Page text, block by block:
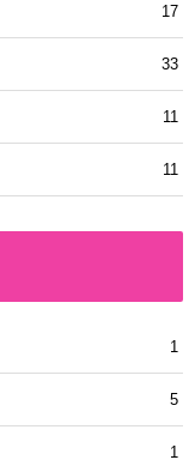
17
33
11
11
1
5
1